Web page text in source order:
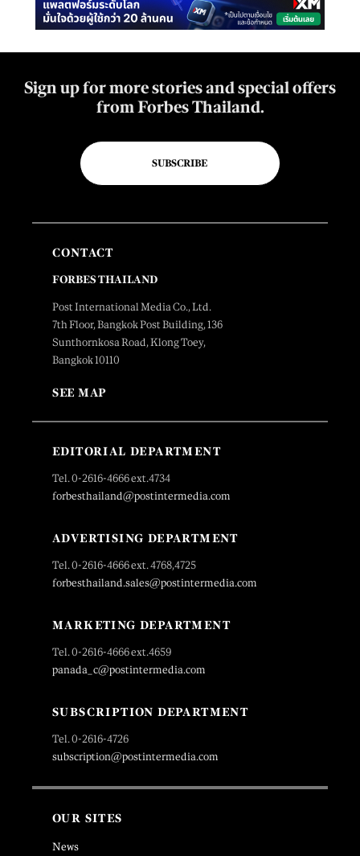
Sign up for more stories and special offers
from Forbes Thailand.
SUBSCRIBE
CONTACT
FORBES THAILAND
Post International Media Co., Ltd.
7th Floor, Bangkok Post Building, 136
Sunthornkosa Road, Klong Toey,
Bangkok 10110
SEE MAP
EDITORIAL DEPARTMENT
Tel. 0-2616-4666 ext.4734
forbesthailand@postintermedia.com
ADVERTISING DEPARTMENT
Tel. 0-2616-4666 ext. 4768,4725
forbesthailand.sales@postintermedia.com
MARKETING DEPARTMENT
Tel. 0-2616-4666 ext.4659
panada_c@postintermedia.com
SUBSCRIPTION DEPARTMENT
Tel. 0-2616-4726
subscription@postintermedia.com
OUR SITES
News